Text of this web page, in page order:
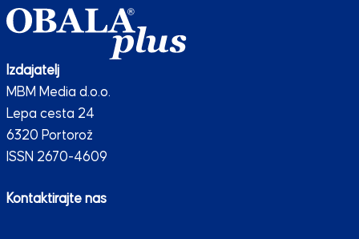
Izdajatelj
MBM Media d.o.o.
Lepa cesta 24
6320 Portorož
ISSN 2670-4609
Kontaktirajte nas